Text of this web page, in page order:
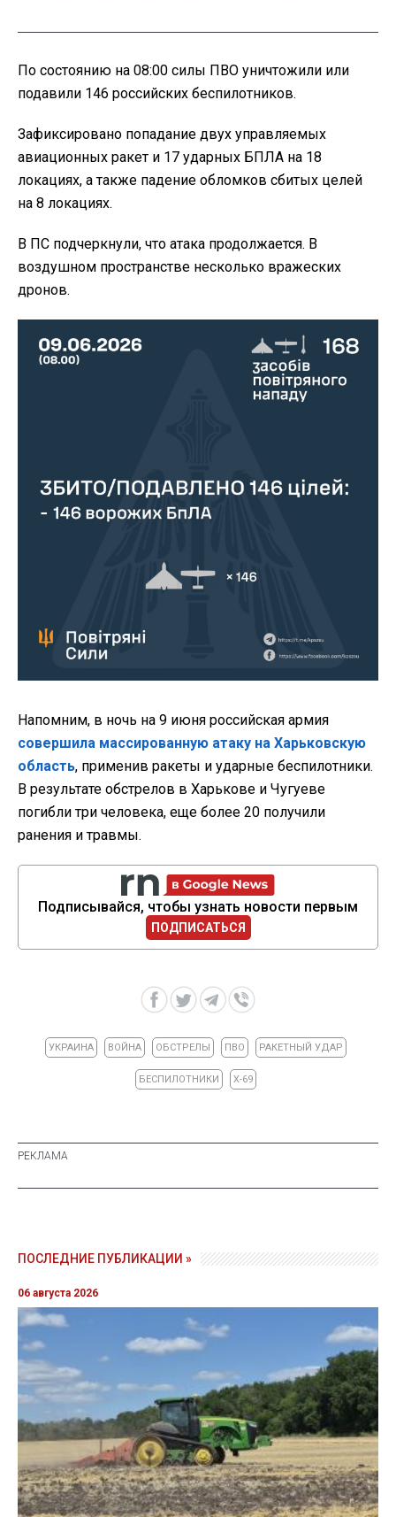
По состоянию на 08:00 силы ПВО уничтожили или
подавили 146 российских беспилотников.
Зафиксировано попадание двух управляемых
авиационных ракет и 17 ударных БПЛА на 18
локациях, а также падение обломков сбитых целей
на 8 локациях.
В ПС подчеркнули, что атака продолжается. В
воздушном пространстве несколько вражеских
дронов.
Напомним, в ночь на 9 июня российская армия
совершила массированную атаку на Харьковскую
область, применив ракеты и ударные беспилотники.
В результате обстрелов в Харькове и Чугуеве
погибли три человека, еще более 20 получили
ранения и травмы.
Подписывайся, чтобы узнать новости первым
ПОДПИСАТЬСЯ
УКРАИНА ВОЙНА ОБСТРЕЛЫ ПВО РАКЕТНЫЙ УДАР
БЕСПИЛОТНИКИ Х-69
ПОСЛЕДНИЕ ПУБЛИКАЦИИ »
06 августа 2026